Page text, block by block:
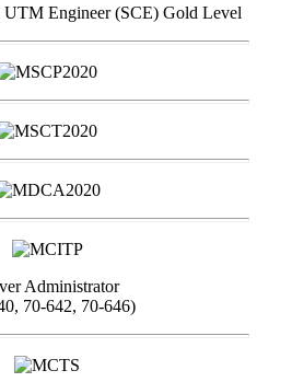
UTM Engineer (SCE) Gold Level
Administrator
70-642, 70-646)